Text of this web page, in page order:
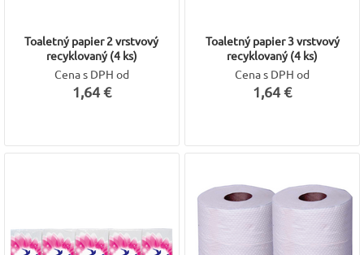
Toaletný papier 2 vrstvový
recyklovaný (4 ks)
Cena s DPH od
1,64 €
Toaletný papier 3 vrstvový
recyklovaný (4 ks)
Cena s DPH od
1,64 €